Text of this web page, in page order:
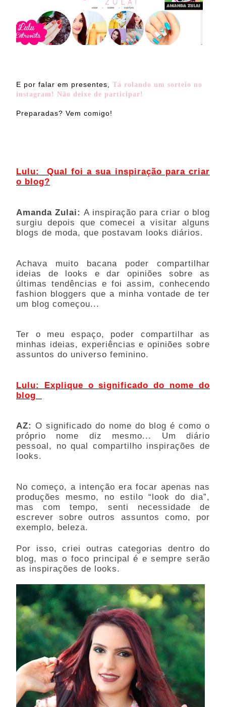
E por falar em presentes, Tá rolando um sorteio no
instagram! Não deixe de participar!
Preparadas? Vem comigo!
Lulu:  Qual foi a sua inspiração para criar
o blog?
Amanda Zulai: A inspiração para criar o blog
surgiu depois que comecei a visitar alguns
blogs de moda, que postavam looks diários.
Achava muito bacana poder compartilhar
ideias de looks e dar opiniões sobre as
últimas tendências e foi assim, conhecendo
fashion bloggers que a minha vontade de ter
um blog começou...
Ter o meu espaço, poder compartilhar as
minhas ideias, experiências e opiniões sobre
assuntos do universo feminino.
Lulu: Explique o significado do nome do
blog
AZ: O significado do nome do blog é como o
próprio nome diz mesmo... Um diário
pessoal, no qual compartilho inspirações de
looks.
No começo, a intenção era focar apenas nas
produções mesmo, no estilo “look do dia”,
mas com tempo, senti necessidade de
escrever sobre outros assuntos como, por
exemplo, beleza.
Por isso, criei outras categorias dentro do
blog, mas o foco principal é e sempre serão
as inspirações de looks.